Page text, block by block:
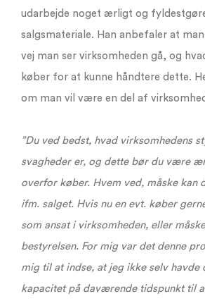
udarbejde noget ærligt og
salgsmateriale. Han anbefaler at
vej man ser virksomheden gå, og
køber for at kunne håndtere dette.
om man vil være en del af
”Du ved bedst, hvad virksomhedens
svagheder er, og dette bør du være
overfor køber. Hvem ved, måske kan
ifm. salget. Hvis nu en evt. køber
som ansat i virksomheden, eller
bestyrelsen. For mig var det denne
mig til at indse, at jeg ikke selv havde
kapacitet på daværende tidspunkt til